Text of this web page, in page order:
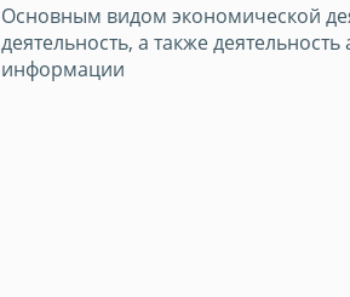
Основным видом экономической
деятельность, а также
информации